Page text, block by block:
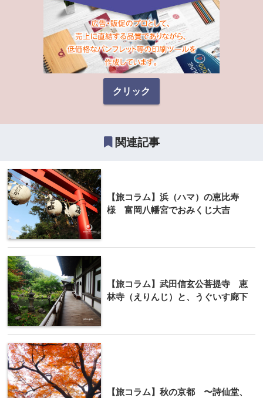
クリック
関連記事
【旅コラム】浜（ハマ）の恵比寿
様 富岡八幡宮でおみくじ大吉
【旅コラム】武田信玄公菩提寺 恵
林寺（えりんじ）と、うぐいす廊下
【旅コラム】秋の京都 〜詩仙堂、